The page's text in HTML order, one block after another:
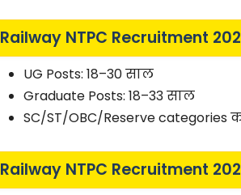
Railway NTPC Recruitment
UG Posts: 18–30 साल
Graduate Posts: 18–33 साल
SC/ST/OBC/Reserve categories
Railway NTPC Recruitment